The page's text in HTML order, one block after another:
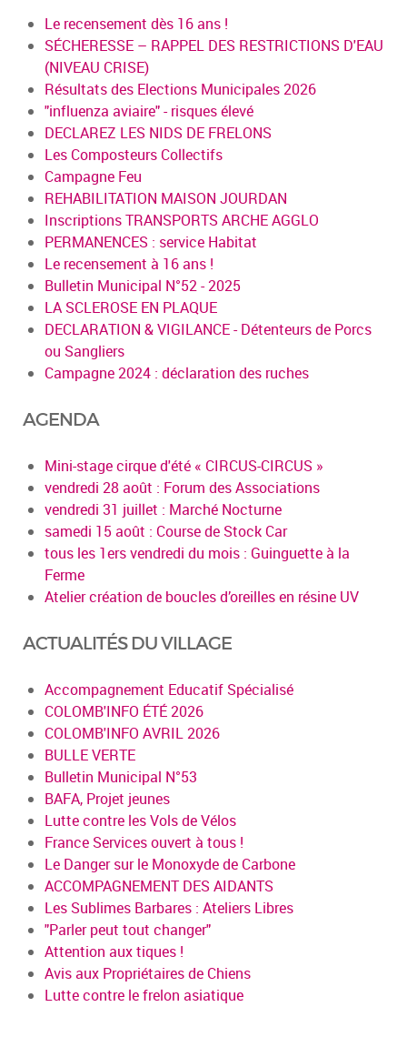
Le recensement dès 16 ans !
SÉCHERESSE – RAPPEL DES RESTRICTIONS D'EAU
(NIVEAU CRISE)
Résultats des Elections Municipales 2026
"influenza aviaire" - risques élevé
DECLAREZ LES NIDS DE FRELONS
Les Composteurs Collectifs
Campagne Feu
REHABILITATION MAISON JOURDAN
Inscriptions TRANSPORTS ARCHE AGGLO
PERMANENCES : service Habitat
Le recensement à 16 ans !
Bulletin Municipal N°52 - 2025
LA SCLEROSE EN PLAQUE
DECLARATION & VIGILANCE - Détenteurs de Porcs
ou Sangliers
Campagne 2024 : déclaration des ruches
AGENDA
Mini-stage cirque d'été « CIRCUS-CIRCUS »
vendredi 28 août : Forum des Associations
vendredi 31 juillet : Marché Nocturne
samedi 15 août : Course de Stock Car
tous les 1ers vendredi du mois : Guinguette à la
Ferme
Atelier création de boucles d’oreilles en résine UV
ACTUALITÉS DU VILLAGE
Accompagnement Educatif Spécialisé
COLOMB'INFO ÉTÉ 2026
COLOMB'INFO AVRIL 2026
BULLE VERTE
Bulletin Municipal N°53
BAFA, Projet jeunes
Lutte contre les Vols de Vélos
France Services ouvert à tous !
Le Danger sur le Monoxyde de Carbone
ACCOMPAGNEMENT DES AIDANTS
Les Sublimes Barbares : Ateliers Libres
"Parler peut tout changer"
Attention aux tiques !
Avis aux Propriétaires de Chiens
Lutte contre le frelon asiatique